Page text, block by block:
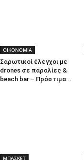
ΟΙΚΟΝΟΜΙΑ
Σαρωτικοί έλεγχοι με
drones σε παραλίες &
beach bar – Πρόστιμα...
ΜΠΑΣΚΕΤ